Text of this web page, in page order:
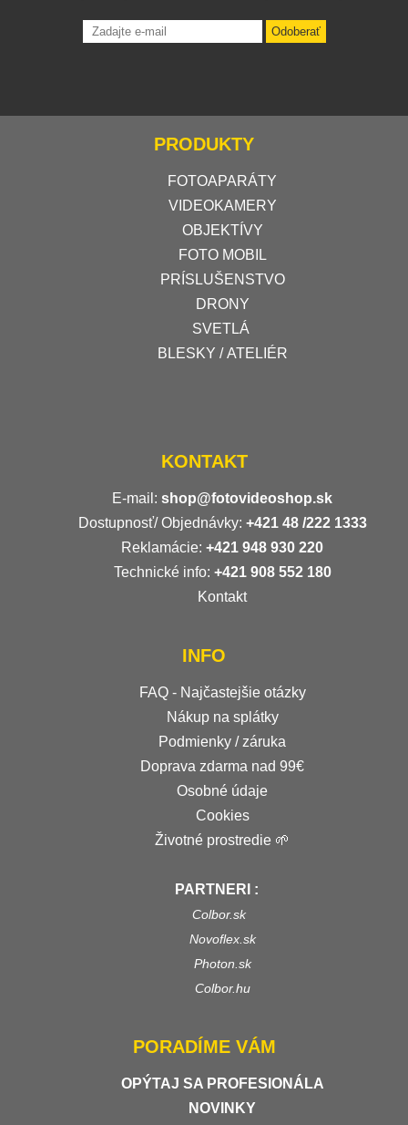
Odoberať
PRODUKTY
FOTOAPARÁTY
VIDEOKAMERY
OBJEKTÍVY
FOTO MOBIL
PRÍSLUŠENSTVO
DRONY
SVETLÁ
BLESKY / ATELIÉR
KONTAKT
E-mail: shop@fotovideoshop.sk
Dostupnosť/ Objednávky: +421 48 /222 1333
Reklamácie: +421 948 930 220
Technické info: +421 908 552 180
Kontakt
INFO
FAQ - Najčastejšie otázky
Nákup na splátky
Podmienky / záruka
Doprava zdarma nad 99€
Osobné údaje
Cookies
Životné prostredie 🌱
PARTNERI :
Colbor.sk
Novoflex.sk
Photon.sk
Colbor.hu
PORADÍME VÁM
OPÝTAJ SA PROFESIONÁLA
NOVINKY